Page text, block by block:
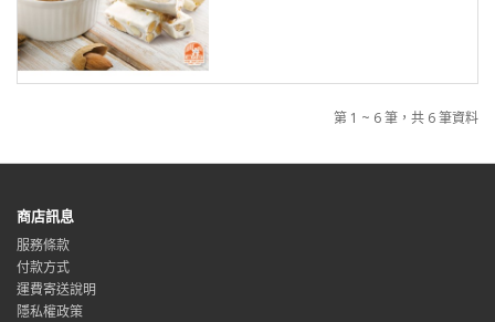
第 1 ~ 6 筆，共 6 筆資料
商店訊息
服務條款
付款方式
運費寄送說明
隱私權政策